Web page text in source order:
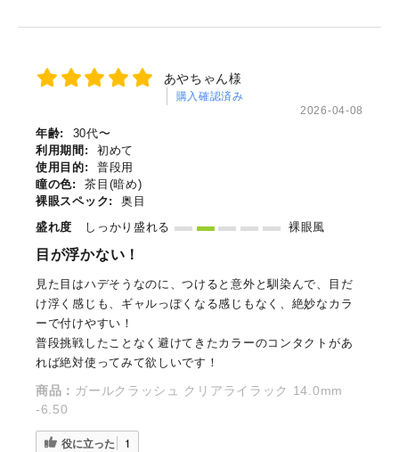
あやちゃん様
購入確認済み
2026-04-08
年齢:
30代〜
利用期間:
初めて
使用目的:
普段用
瞳の色:
茶目(暗め)
裸眼スペック:
奥目
盛れ度
しっかり盛れる 裸眼風
目が浮かない！
見た目はハデそうなのに、つけると意外と馴染んで、目だ
け浮く感じも、ギャルっぽくなる感じもなく、絶妙なカラ
ーで付けやすい！
普段挑戦したことなく避けてきたカラーのコンタクトがあ
れば絶対使ってみて欲しいです！
商品： ガールクラッシュ クリアライラック 14.0mm
-6.50
役に立った 1